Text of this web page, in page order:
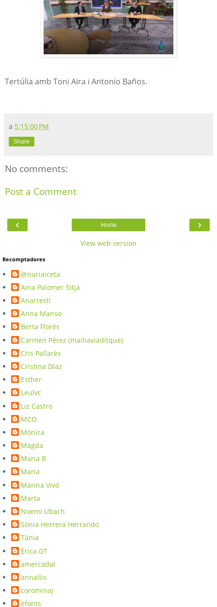
Tertúlia amb Toni Aira i Antonio Baños.
a 5:15:00 PM
Share
No comments:
Post a Comment
‹ ›
Home
View web version
Recomptadores
@nuriaiceta
Aina Palomer Sitjà
Anarresti
Anna Manso
Berta Florés
Carmen Pérez (maihaviaditque)
Cris Pallarès
Cristina Díaz
Esther
Leulvc
Liz Castro
MCO
Mònica
Magda
Maria B
Maria
Marina Vivó
Marta
Noemí Ubach
Sònia Herrera Herrando
Tània
Èrica GT
amercadal
annallis
corominaj
efonts